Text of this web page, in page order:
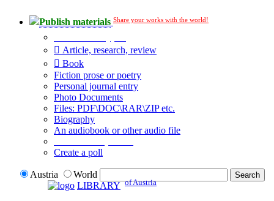
Publish materials Share your works with the world!
Article, research, review
Book
Fiction prose or poetry
Personal journal entry
Photo Documents
Files: PDF\DOC\RAR\ZIP etc.
Biography
An audiobook or other audio file
Create a poll
Austria
World
LIBRARY of Austria